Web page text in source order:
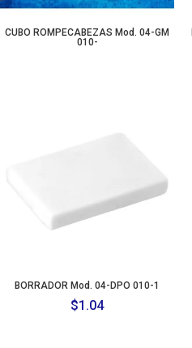
CUBO ROMPECABEZAS Mod. 04-GM
010-
BORRADOR Mod. 04-DPO 010-1
$1.04